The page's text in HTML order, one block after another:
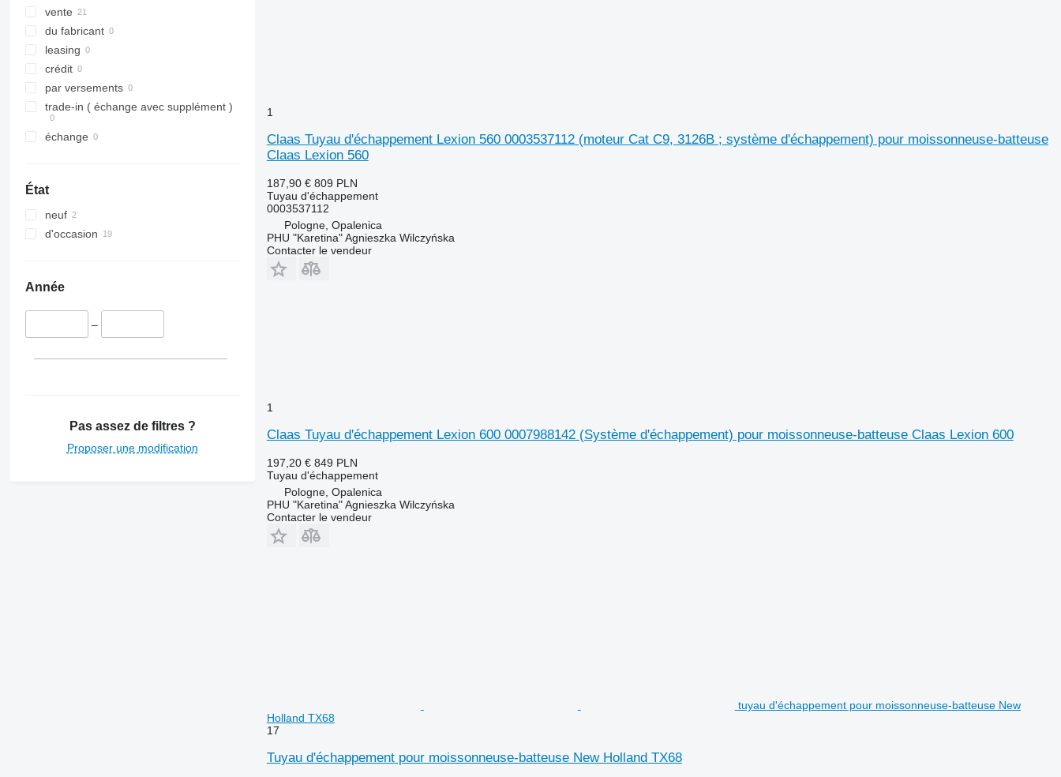
vente
du fabricant
leasing
crédit
par versements
trade-in ( échange avec supplément )
échange
État
neuf
d'occasion
Année
–
Pas assez de filtres ?
Proposer une modification
1
Claas Tuyau d'échappement Lexion 560 0003537112 (moteur Cat C9, 3126B ; système d'échappement) pour moissonneuse-batteuse
Claas Lexion 560
187,90 € 809 PLN
Tuyau d'échappement
0003537112
Pologne, Opalenica
PHU "Karetina" Agnieszka Wilczyńska
Contacter le vendeur
1
Claas Tuyau d'échappement Lexion 600 0007988142 (Système d'échappement) pour moissonneuse-batteuse Claas Lexion 600
197,20 € 849 PLN
Tuyau d'échappement
Pologne, Opalenica
PHU "Karetina" Agnieszka Wilczyńska
Contacter le vendeur
tuyau d'échappement pour moissonneuse-batteuse New
Holland TX68
17
Tuyau d'échappement pour moissonneuse-batteuse New Holland TX68